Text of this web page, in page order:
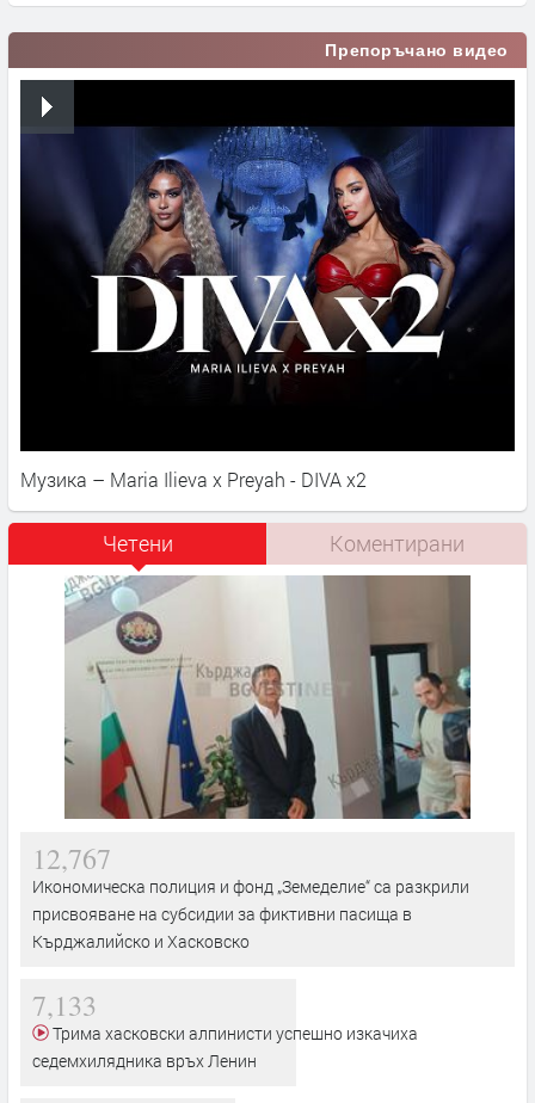
Препоръчано видео
Музика – Maria Ilieva x Preyah - DIVA x2
Четени Коментирани
12,767
Икономическа полиция и фонд „Земеделие“ са разкрили
присвояване на субсидии за фиктивни пасища в
Кърджалийско и Хасковско
7,133
седемхилядника връх Ленин